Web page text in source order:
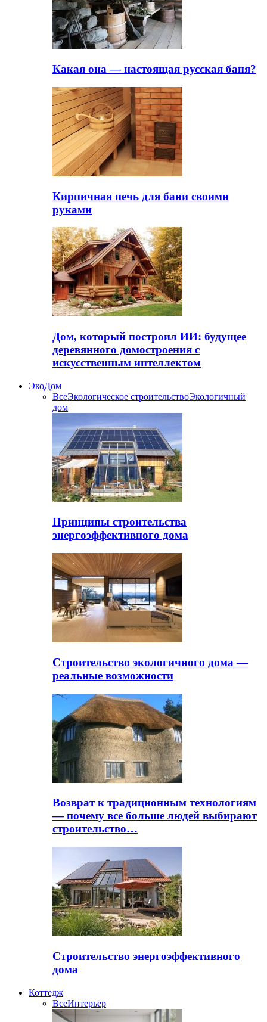
Какая она — настоящая русская баня?
Кирпичная печь для бани своими
руками
Дом, который построил ИИ: будущее
деревянного домостроения с
искусственным интеллектом
ЭкоДом
ВсеЭкологическое строительствоЭкологичный
дом
Принципы строительства
энергоэффективного дома
Строительство экологичного дома —
реальные возможности
Возврат к традиционным технологиям
— почему все больше людей выбирают
строительство…
Строительство энергоэффективного
дома
Коттедж
ВсеИнтерьер